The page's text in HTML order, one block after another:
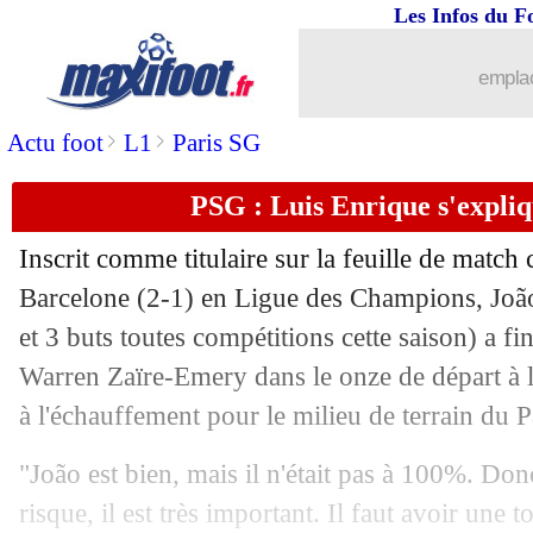
Actu foot> L1 > Paris SG
Les Infos du
PSG : Luis Enrique
Inscrit comme titulaire sur la feuille de match
Barcelone (2-1) en Ligue des Champions,
et 3 buts toutes compétitions cette saison) a
Warren Zaïre-Emery dans le onze de départ
à l'échauffement pour le milieu de terrain du
"João est bien, mais il n'était pas à 100%.
risque, il est très important. Il faut avoir une
Man City
02/10 OM
02/10 PSG: 3 succès de suite à Barcelone,
02/10 Allemagne: Müller devient le plus
02/10 LdC: Labrune félicite les clubs
02/10 Naples: Conte-De Bruyne, problème
02/10 EdF: la chance de Thauvin et Mateta